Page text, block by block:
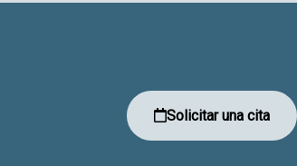
Solicitar una cita